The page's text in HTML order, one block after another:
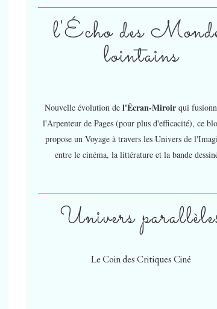
Univers
Le Coin des Critiques Ciné
l'Écho des
lointains
Nouvelle évolution de l'Écran-Miroir qui
l'Arpenteur de Pages (pour plus d'efficacité), ce
propose un Voyage à travers les Univers de
entre le cinéma, la littérature et la bande